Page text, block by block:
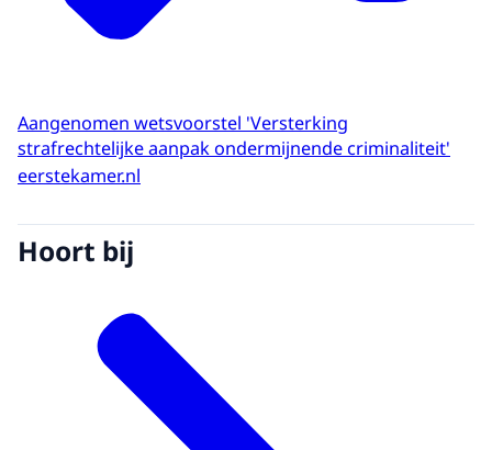
Aangenomen wetsvoorstel 'Versterking
strafrechtelijke aanpak ondermijnende criminaliteit'
eerstekamer.nl
Hoort bij